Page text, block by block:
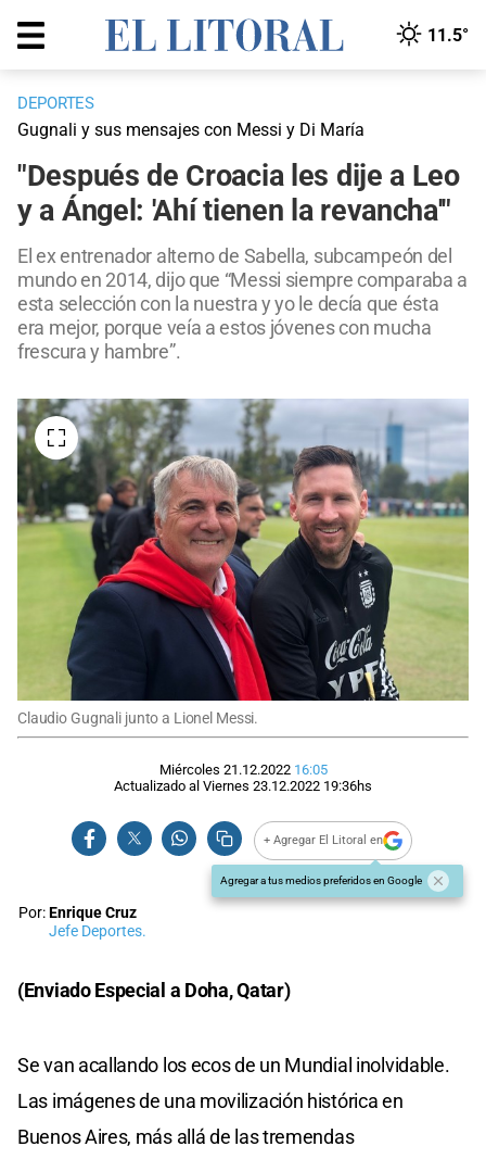
11.5°
DEPORTES
Gugnali y sus mensajes con Messi y Di María
"Después de Croacia les dije a Leo
y a Ángel: 'Ahí tienen la revancha'"
El ex entrenador alterno de Sabella, subcampeón del
mundo en 2014, dijo que “Messi siempre comparaba a
esta selección con la nuestra y yo le decía que ésta
era mejor, porque veía a estos jóvenes con mucha
frescura y hambre”.
Claudio Gugnali junto a Lionel Messi.
Miércoles 21.12.2022 16:05
Actualizado al Viernes 23.12.2022 19:36hs
+ Agregar El Litoral en
Agregar a tus medios preferidos en Google
Por:Enrique Cruz
Jefe Deportes.
(Enviado Especial a Doha, Qatar)
Se van acallando los ecos de un Mundial inolvidable.
Las imágenes de una movilización histórica en
Buenos Aires, más allá de las tremendas